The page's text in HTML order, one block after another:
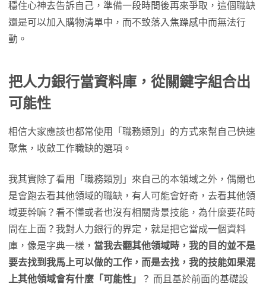
穩住心神去告訴自己，準備一段時間後再來爭取，這個職缺
還是可以加入購物清單中，而不致落入焦躁感中而無法行
動。
把人力銀行當資料庫，從關鍵字組合出
可能性
相信大家應該也都常使用「職務類別」的方式來幫自己快速
聚焦，收斂工作職缺的選項。
我其實除了看用「職務類別」來自己的本領域之外，偶爾也
是會跑去看其他領域的職缺，有人可能會好奇，去看其他領
域要幹嘛？看不懂或者也沒有相關背景技能，為什麼要花時
間在上面？我對人力銀行的界定，就是把它當成一個資料
庫，像是字典一樣， 當我去翻其他領域時，我的目的並不是
要去找到我馬上可以做的工作，而是去找，我的技能如果混
上其他領域會有什麼「可能性」
？ 而且基於前面的基礎設